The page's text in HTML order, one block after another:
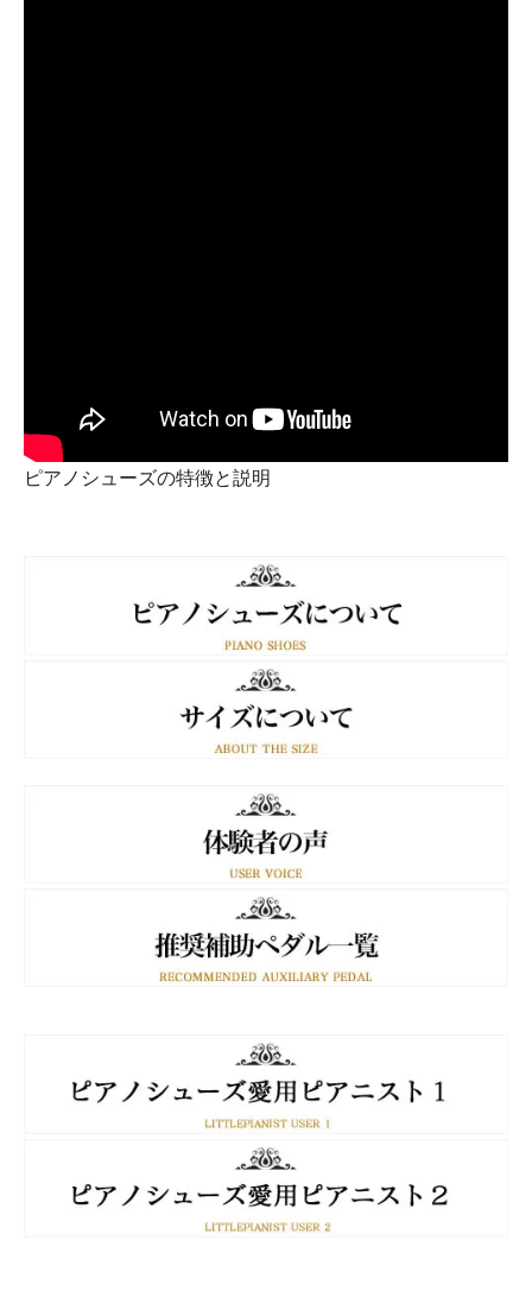
ピアノシューズの特徴と説明